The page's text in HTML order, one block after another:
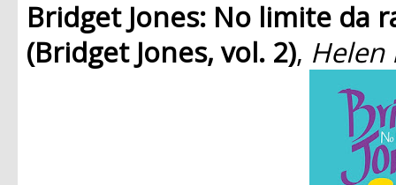
Bridget Jones: No limite da
(Bridget Jones, vol. 2),